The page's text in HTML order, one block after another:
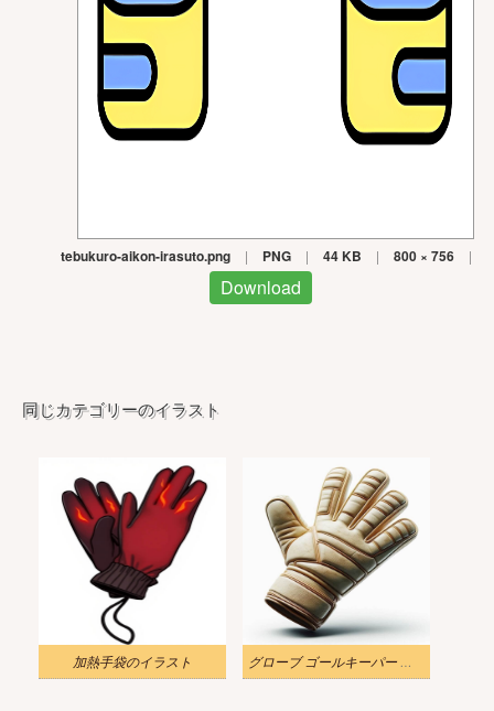
tebukuro-aikon-irasuto.png | PNG | 44 KB | 800 × 756 |
Download
同じカテゴリーのイラスト
加熱手袋のイラスト グローブ ゴールキーパー イラスト ダウンロード